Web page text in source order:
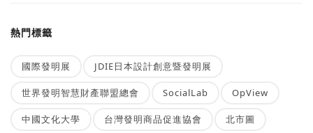
熱門標籤
國際發明展 JDIE日本設計創意暨發明展
世界發明智慧財產聯盟總會 SocialLab OpView
中國文化大學 台灣發明商品促進協會 北市圖